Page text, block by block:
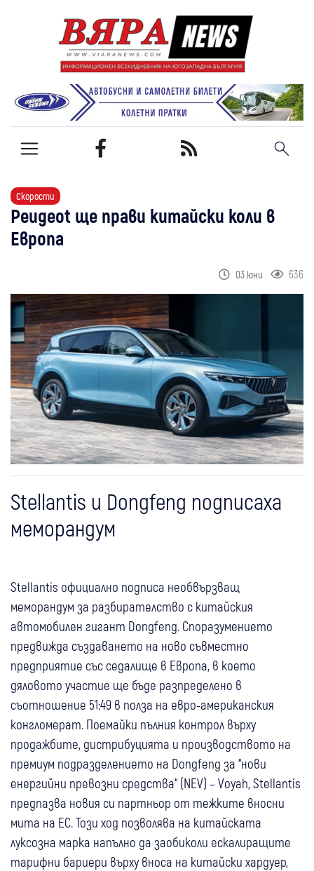
Скорости
Peugeot ще прави китайски коли в
Европа
03 юни 636
Stellantis и Dongfeng подписаха
меморандум
Stellantis официално подписа необвързващ
меморандум за разбирателство с китайския
автомобилен гигант Dongfeng. Споразумението
предвижда създаването на ново съвместно
предприятие със седалище в Европа, в което
дяловото участие ще бъде разпределено в
съотношение 51:49 в полза на евро-американския
конгломерат. Поемайки пълния контрол върху
продажбите, дистрибуцията и производството на
премиум подразделението на Dongfeng за “нови
енергийни превозни средства“ (NEV) – Voyah, Stellantis
предпазва новия си партньор от тежките вносни
мита на ЕС. Този ход позволява на китайската
луксозна марка напълно да заобиколи ескалиращите
тарифни бариери върху вноса на китайски хардуер,